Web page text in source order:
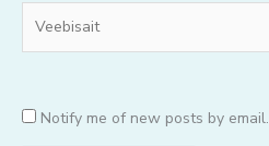
Notify me of new posts by email.